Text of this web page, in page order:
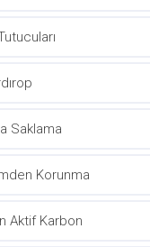
Saklama
Korunma
Aktif Karbon